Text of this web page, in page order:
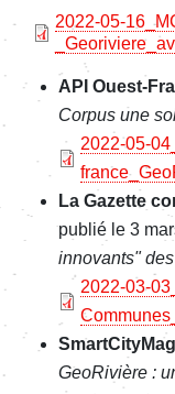
File2022-05-
API Ouest-
Corpus une
File2022-05-
La Gazette
publié le 3
innovants"
File
2022-03-
SmartCityMag
GeoRivière :